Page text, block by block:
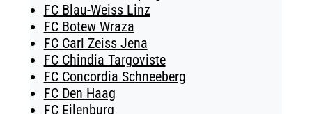
FC Blau-Weiss Linz
FC Botew Wraza
FC Carl Zeiss Jena
FC Chindia Targoviste
FC Concordia Schneeberg
FC Den Haag
FC Eilenburg